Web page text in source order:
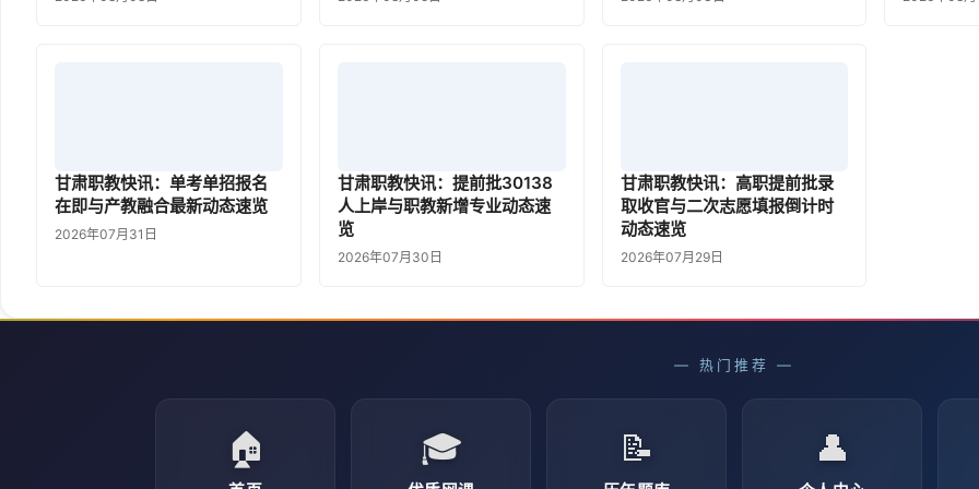
甘肃职教快讯：单考单招报名
在即与产教融合最新动态速览
2026年07月31日
甘肃职教快讯：提前批30138
人上岸与职教新增专业动态速
览
2026年07月30日
甘肃职教快讯：高职提前批录
取收官与二次志愿填报倒计时
动态速览
2026年07月29日
— 热门推荐 —
🏠 🎓 📝 👤